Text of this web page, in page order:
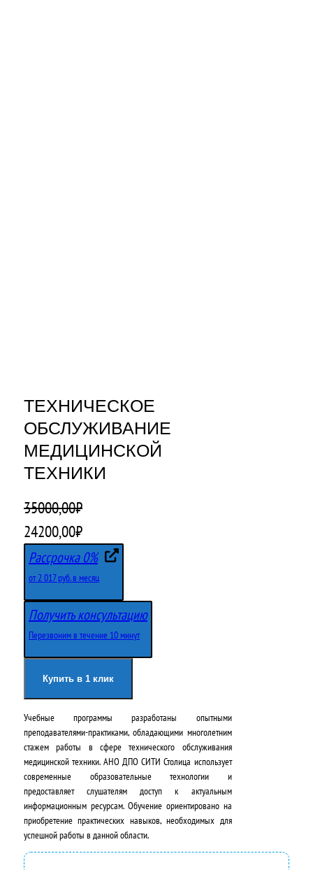
ТЕХНИЧЕСКОЕ
ОБСЛУЖИВАНИЕ
МЕДИЦИНСКОЙ
ТЕХНИКИ
35000,00₽
П
р
в
о
ч
а
л
ь
н
а
я
ц
24200,00₽Т
е
к
у
щ
я
ц
е
а
2
4
Рассрочка 0%
от 2 017 руб. в месяц
Получить консультацию
Перезвоним в течение 10 минут
Купить в 1 клик
Учебные программы разработаны опытными
преподавателями-практиками, обладающими многолетним
стажем работы в сфере технического обслуживания
медицинской техники. АНО ДПО СИТИ Столица использует
современные образовательные технологии и
предоставляет слушателям доступ к актуальным
информационным ресурсам. Обучение ориентировано на
приобретение практических навыков, необходимых для
успешной работы в данной области.